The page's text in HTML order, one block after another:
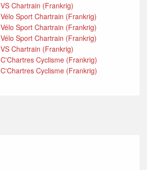
VS Chartrain (Frankrig)
Vélo Sport Chartrain (Frankrig)
Vélo Sport Chartrain (Frankrig)
Vélo Sport Chartrain (Frankrig)
VS Chartrain (Frankrig)
C'Chartres Cyclisme (Frankrig)
C'Chartres Cyclisme (Frankrig)